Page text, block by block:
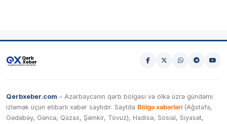
Qerbxeber.com – Azərbaycanın qərb bölgəsi və ölkə üzrə gündəmi
izləmək üçün etibarlı xəbər saytıdır. Saytda Bölgə xəbərləri (Ağstafa,
Gədəbəy, Gəncə, Qazax, Şəmkir, Tovuz), Hadisə, Sosial, Siyasət,